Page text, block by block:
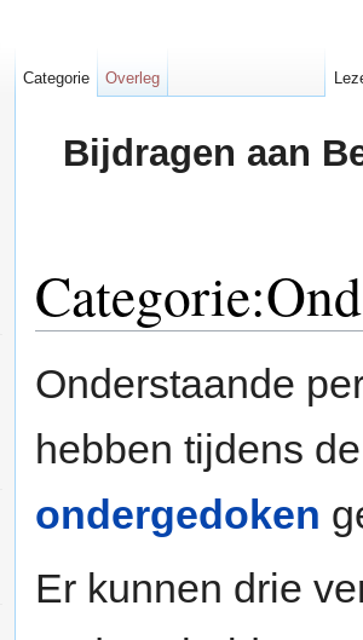
Bijdragen aan
Onderstaande
hebben tijdens
ondergedoken
Er kunnen drie
Categorie Overleg